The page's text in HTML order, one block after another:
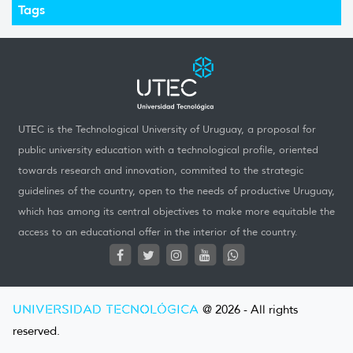
Tags
UTEC is the Technological University of Uruguay, a proposal for
public university education with a technological profile, oriented
towards research and innovation, commited to the strategic
guidelines of the country, open to the needs of productive Uruguay,
which has among its central objectives to make more equitable the
access to an educational offer in the interior of the country.
UNIVERSIDAD TECNOLÓGICA @ 2026 - All rights
reserved.